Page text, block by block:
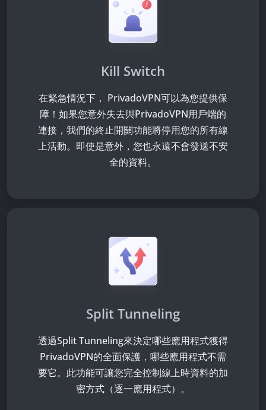
Kill Switch
在緊急情況下， PrivadoVPN可以為您提供保
障！如果您意外失去與PrivadoVPN用戶端的
連接，我們的終止開關功能將停用您的所有線
上活動。即使是意外，您也永遠不會發送不安
全的資料。
Split Tunneling
透過Split Tunneling來決定哪些應用程式獲得
PrivadoVPN的全面保護，哪些應用程式不需
要它。此功能可讓您完全控制線上時資料的加
密方式（逐一應用程式）。